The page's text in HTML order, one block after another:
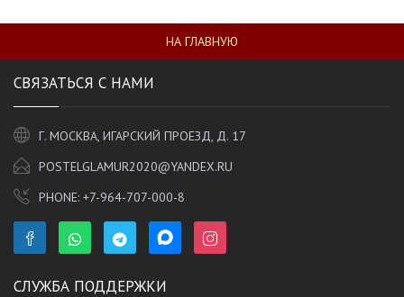
НА ГЛАВНУЮ
СВЯЗАТЬСЯ С НАМИ
Г. МОСКВА, ИГАРСКИЙ ПРОЕЗД, Д. 17
POSTELGLAMUR2020@YANDEX.RU
PHONE: +7-964-707-000-8
СЛУЖБА ПОДДЕРЖКИ